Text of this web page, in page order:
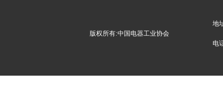
版权所有:中国电器工业协会
地
电